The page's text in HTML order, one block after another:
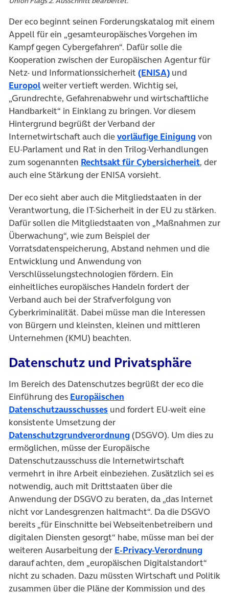
Der eco beginnt seinen Forderungskatalog mit einem
Appell für ein „gesamteuropäisches Vorgehen im
Kampf gegen Cybergefahren“. Dafür solle die
Kooperation zwischen der Europäischen Agentur für
Netz- und Informationssicherheit (ENISA)(öffnet in
und
Europol(öffnet in neuem Tab)
weiter vertieft werden. Wichtig sei,
„Grundrechte, Gefahrenabwehr und wirtschaftliche
Handbarkeit“ in Einklang zu bringen. Vor diesem
Hintergrund begrüßt der Verband der
Internetwirtschaft auch dievorläufige Einigung(öffnet
von
EU-Parlament und Rat in den Trilog-Verhandlungen
zum sogenannten Rechtsakt für Cybersicherheit(öffnet
, der
auch eine Stärkung der ENISA vorsieht.
Der eco sieht aber auch die Mitgliedstaaten in der
Verantwortung, die IT-Sicherheit in der EU zu stärken.
Dafür sollen die Mitgliedstaaten von „Maßnahmen zur
Überwachung“, wie zum Beispiel der
Vorratsdatenspeicherung, Abstand nehmen und die
Entwicklung und Anwendung von
Verschlüsselungstechnologien fördern. Ein
einheitliches europäisches Handeln fordert der
Verband auch bei der Strafverfolgung von
Cyberkriminalität. Dabei müsse man die Interessen
von Bürgern und kleinsten, kleinen und mittleren
Unternehmen (KMU) beachten.
Datenschutz und Privatsphäre
Im Bereich des Datenschutzes begrüßt der eco die
Einführung des Europäischen
Datenschutzausschusses(öffnet in neuem Tab)
und fordert EU-weit eine
konsistente Umsetzung der
Datenschutzgrundverordnung(öffnet in neuem Tab)
(DSGVO). Um dies zu
ermöglichen, müsse der Europäische
Datenschutzausschuss die Internetwirtschaft
vermehrt in ihre Arbeit einbeziehen. Zusätzlich sei es
notwendig, auch mit Drittstaaten über die
Anwendung der DSGVO zu beraten, da „das Internet
nicht vor Landesgrenzen haltmacht“. Da die DSGVO
bereits „für Einschnitte bei Webseitenbetreibern und
digitalen Diensten gesorgt“ habe, müsse man bei der
weiteren Ausarbeitung der E-Privacy-Verordnung
darauf achten, dem „europäischen Digitalstandort“
nicht zu schaden. Dazu müssten Wirtschaft und Politik
zusammen über die Pläne der Kommission und des